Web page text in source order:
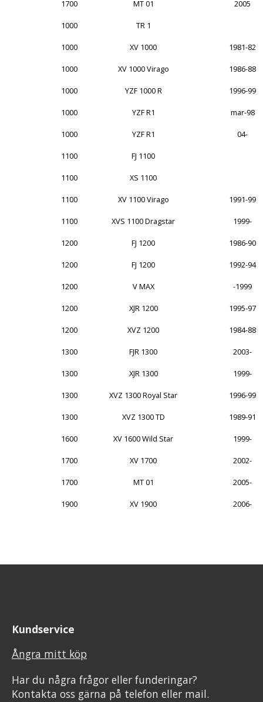
1700 MT 01 2005
1000 TR 1
1000 XV 1000 1981-82
1000 XV 1000 Virago 1986-88
1000 YZF 1000 R 1996-99
1000 YZF R1 mar-98
1000 YZF R1 04-
1100 FJ 1100
1100 XS 1100
1100 XV 1100 Virago 1991-99
1100 XVS 1100 Dragstar 1999-
1200 FJ 1200 1986-90
1200 FJ 1200 1992-94
1200 V MAX -1999
1200 XJR 1200 1995-97
1200 XVZ 1200 1984-88
1300 FJR 1300 2003-
1300 XJR 1300 1999-
1300 XVZ 1300 Royal Star 1996-99
1300 XVZ 1300 TD 1989-91
1600 XV 1600 Wild Star 1999-
1700 XV 1700 2002-
1700 MT 01 2005-
1900 XV 1900 2006-
Kundservice
Ångra mitt köp
Har du några frågor eller funderingar?
Kontakta oss gärna på telefon eller mail.